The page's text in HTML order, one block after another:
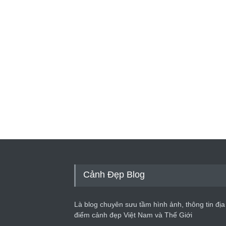
Cảnh Đẹp Blog
Là blog chuyên sưu tầm hình ảnh, thông tin địa
điểm cảnh đẹp Việt Nam và Thế Giới